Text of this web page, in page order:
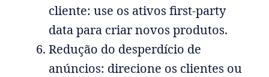
cliente: use os ativos first-party
data para criar novos produtos.
Redução do desperdício de
anúncios: direcione os clientes ou